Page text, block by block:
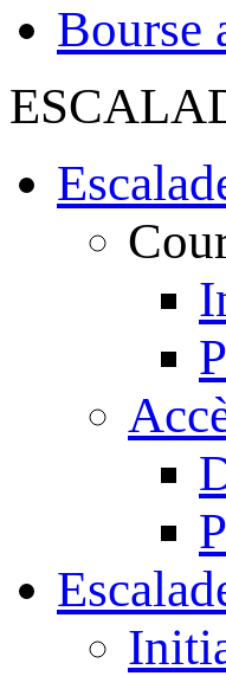
Bourse